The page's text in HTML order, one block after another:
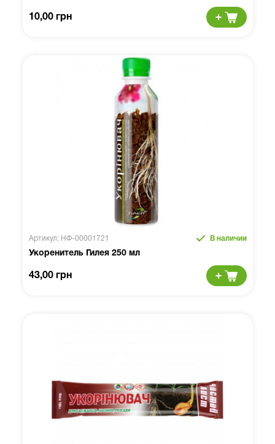
10,00 грн
Артикул: НФ-00001721 В наличии
Укоренитель Гилея 250 мл
43,00 грн